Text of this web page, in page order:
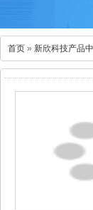
首页 » 新欣科技产品